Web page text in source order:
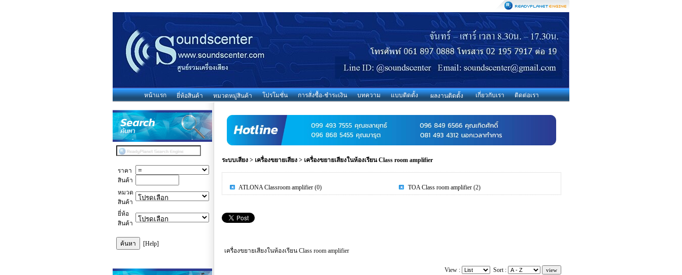
หน้าแรก ยี่ห้อสินค้า หมวดหมู่สินค้า โปรโมชั่น การสั่งซื้อ-ชำระเงิน บทความ แบบติดตั้ง ผลงานติดตั้ง เกี่ยวกับเรา ติดต่อเรา
ราคา
สินค้า
หมวด
สินค้า
ยี่ห้อ
สินค้า
[Help]
ระบบเสียง > เครื่องขยายเสียง> เครื่องขยายเสียงในห้องเรียน Class room amplifier
ATLONA Classroom amplifier (0) TOA Class room amplifier (2)
เครื่องขยายเสียงในห้องเรียน Class room amplifier
View : Sort :